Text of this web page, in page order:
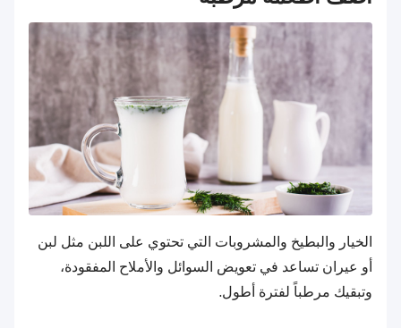
الخيار والبطيخ والمشروبات التي تحتوي على اللبن مثل لبن
أو عيران تساعد في تعويض السوائل والأملاح المفقودة،
وتبقيك مرطباً لفترة أطول.